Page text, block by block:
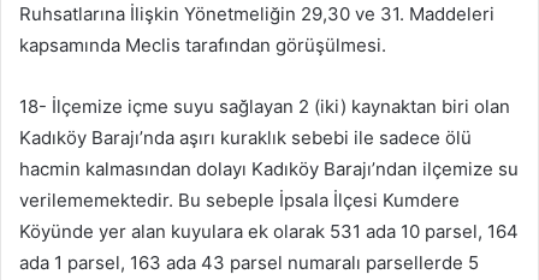
Ruhsatlarına İlişkin Yönetmeliğin 29,30 ve 31. Maddeleri
kapsamında Meclis tarafından görüşülmesi.
18- İlçemize içme suyu sağlayan 2 (iki) kaynaktan biri olan
Kadıköy Barajı’nda aşırı kuraklık sebebi ile sadece ölü
hacmin kalmasından dolayı Kadıköy Barajı’ndan ilçemize su
verilememektedir. Bu sebeple İpsala İlçesi Kumdere
Köyünde yer alan kuyulara ek olarak 531 ada 10 parsel, 164
ada 1 parsel, 163 ada 43 parsel numaralı parsellerde 5